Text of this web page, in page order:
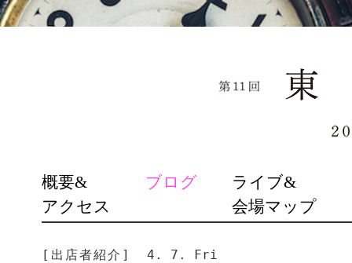
SKIP
TO
CONTENT
概要&
アクセス
ブログ
ライブ&
会場マップ
[出店者紹介] 4. 7. Fri